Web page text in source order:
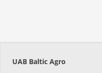
UAB Baltic Agro